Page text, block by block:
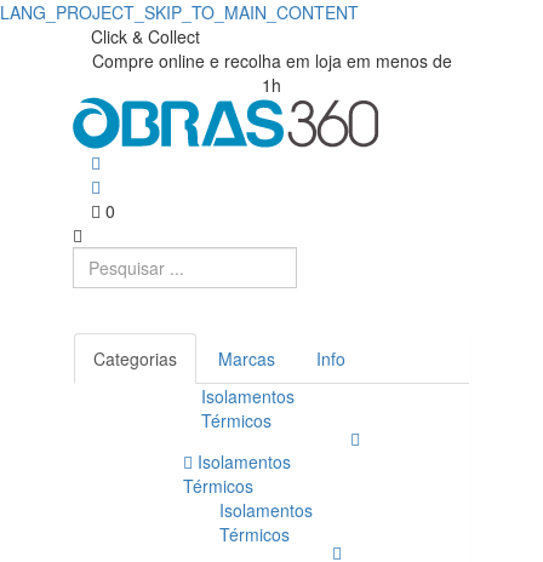
LANG_PROJECT_SKIP_TO_MAIN_CONTENT
Click & Collect
Compre online e recolha em loja em menos de
1h
0
Categorias Marcas
Info
Isolamentos
Térmicos
Isolamentos
Térmicos
Isolamentos
Térmicos